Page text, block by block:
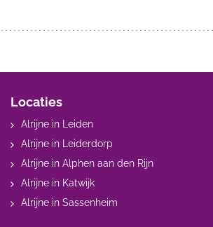
Locaties
Alrijne in Leiden
Alrijne in Leiderdorp
Alrijne in Alphen aan den Rijn
Alrijne in Katwijk
Alrijne in Sassenheim